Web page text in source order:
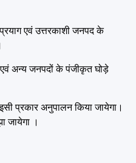
एवं उत्तरकाशी जनपद के
एवं अन्य जनपदों के पंजीकृत घोड़े
प्रकार अनुपालन किया जायेगा।
जायेगा ।